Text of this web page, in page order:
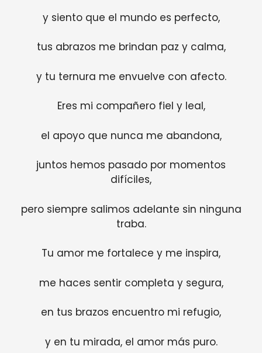
y siento que el mundo es perfecto,
tus abrazos me brindan paz y calma,
y tu ternura me envuelve con afecto.
Eres mi compañero fiel y leal,
el apoyo que nunca me abandona,
juntos hemos pasado por momentos
difíciles,
pero siempre salimos adelante sin ninguna
traba.
Tu amor me fortalece y me inspira,
me haces sentir completa y segura,
en tus brazos encuentro mi refugio,
y en tu mirada, el amor más puro.